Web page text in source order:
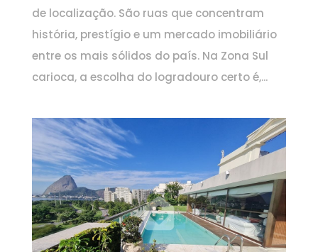
de localização. São ruas que concentram
história, prestígio e um mercado imobiliário
entre os mais sólidos do país. Na Zona Sul
carioca, a escolha do logradouro certo é,...